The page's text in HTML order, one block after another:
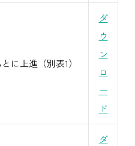
に上進（別表1）
ダ
ウ
ン
ロ
ー
ド
ダ